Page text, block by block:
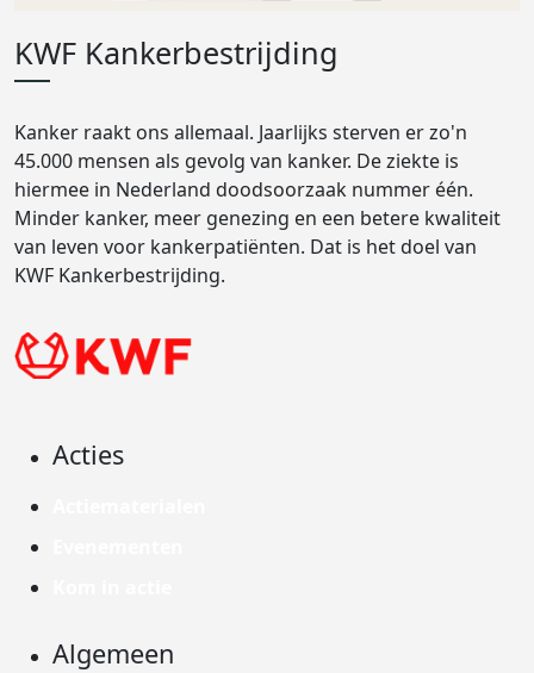
KWF Kankerbestrijding
Kanker raakt ons allemaal. Jaarlijks sterven er zo'n
45.000 mensen als gevolg van kanker. De ziekte is
hiermee in Nederland doodsoorzaak nummer één.
Minder kanker, meer genezing en een betere kwaliteit
van leven voor kankerpatiënten. Dat is het doel van
KWF Kankerbestrijding.
Acties
Algemeen